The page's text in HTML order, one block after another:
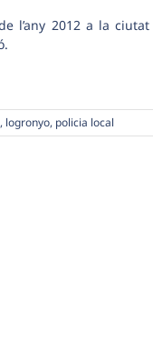
l’any 2012 a la
, logronyo, policia local